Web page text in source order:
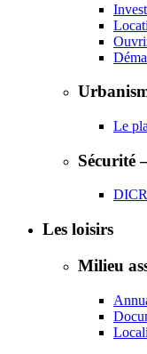
Le
Sécurité
Les loisirs
Milieu